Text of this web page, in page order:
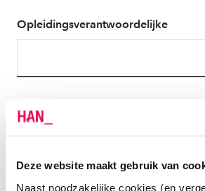
Deze website maakt gebruik van
Naast noodzakelijke cookies (en
Opleidingsverantwoordelijke
Factuuradres werkgever
beschikt. Vul dit dan altijd in, met